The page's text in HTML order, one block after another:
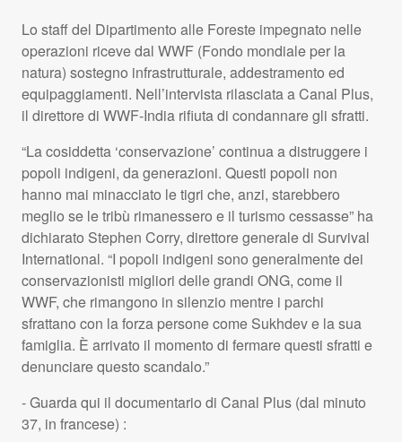
Lo staff del Dipartimento alle Foreste impegnato nelle
operazioni riceve dal WWF (Fondo mondiale per la
natura) sostegno infrastrutturale, addestramento ed
equipaggiamenti. Nell’intervista rilasciata a Canal Plus,
il direttore di WWF-India rifiuta di condannare gli sfratti.
“La cosiddetta ‘conservazione’ continua a distruggere i
popoli indigeni, da generazioni. Questi popoli non
hanno mai minacciato le tigri che, anzi, starebbero
meglio se le tribù rimanessero e il turismo cessasse” ha
dichiarato Stephen Corry, direttore generale di Survival
International. “I popoli indigeni sono generalmente dei
conservazionisti migliori delle grandi ONG, come il
WWF, che rimangono in silenzio mentre i parchi
sfrattano con la forza persone come Sukhdev e la sua
famiglia. È arrivato il momento di fermare questi sfratti e
denunciare questo scandalo.”
- Guarda qui il documentario di Canal Plus (dal minuto
37, in francese) :